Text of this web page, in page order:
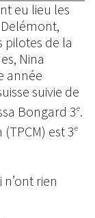
eu lieu les
pilotes de la
Nina
année
suivie de
Bongard 3e.
est 3e
rien